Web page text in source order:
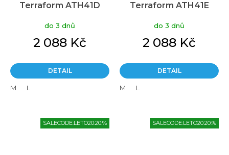
Terraform ATH41D
do 3 dnů
2 088 Kč
DETAIL
M L
Terraform ATH41E
do 3 dnů
2 088 Kč
DETAIL
M L
SALECODE:LETO20:20:% SALECODE:LETO20:20:%